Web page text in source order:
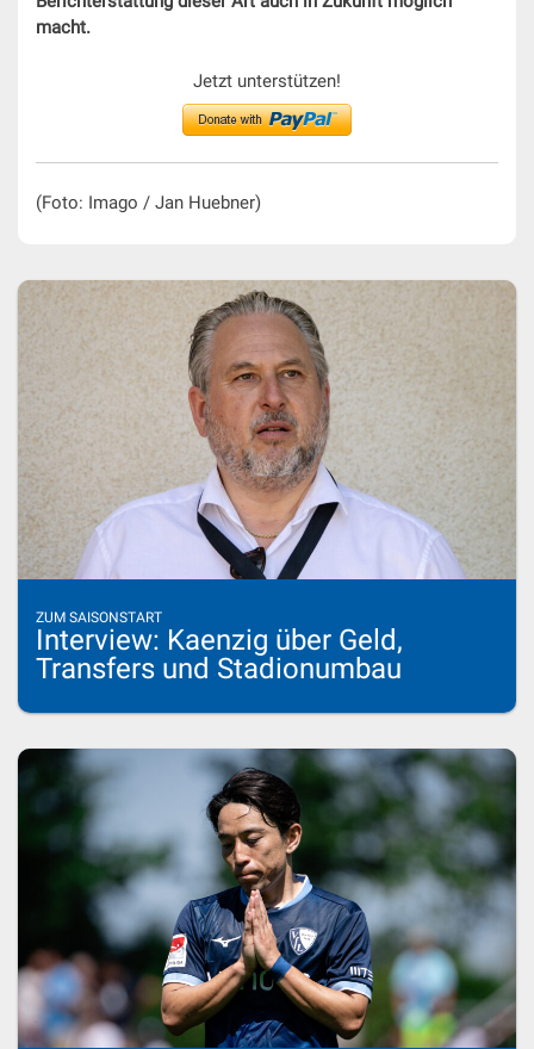
macht.
Jetzt unterstützen!
(Foto: Imago / Jan Huebner)
ZUM SAISONSTART
Interview: Kaenzig über Geld,
Transfers und Stadionumbau